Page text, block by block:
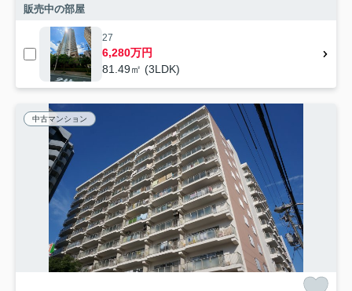
販売中の部屋
27
6,280万円
81.49㎡ (3LDK)
中古マンション